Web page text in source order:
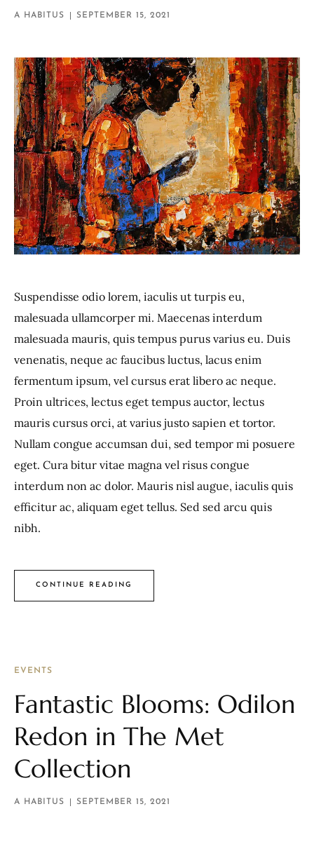
A HABITUS SEPTEMBER 15, 2021
Suspendisse odio lorem, iaculis ut turpis eu,
malesuada ullamcorper mi. Maecenas interdum
malesuada mauris, quis tempus purus varius eu. Duis
venenatis, neque ac faucibus luctus, lacus enim
fermentum ipsum, vel cursus erat libero ac neque.
Proin ultrices, lectus eget tempus auctor, lectus
mauris cursus orci, at varius justo sapien et tortor.
Nullam congue accumsan dui, sed tempor mi posuere
eget. Cura bitur vitae magna vel risus congue
interdum non ac dolor. Mauris nisl augue, iaculis quis
efficitur ac, aliquam eget tellus. Sed sed arcu quis
nibh.
CONTINUE READING
EVENTS
Fantastic Blooms: Odilon
Redon in The Met
Collection
A HABITUS SEPTEMBER 15, 2021